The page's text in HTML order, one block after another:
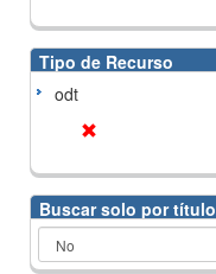
Tipo de Recurso
odt
Buscar solo por título